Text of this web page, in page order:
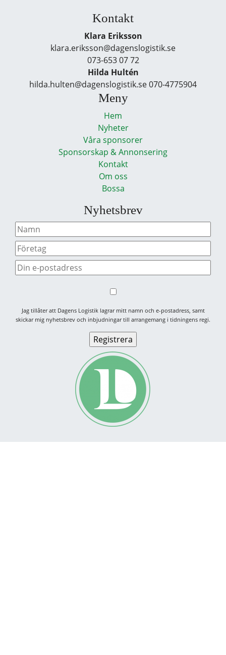
Kontakt
Klara Eriksson
klara.eriksson@dagenslogistik.se
073-653 07 72
Hilda Hultén
hilda.hulten@dagenslogistik.se 070-4775904
Meny
Hem
Nyheter
Våra sponsorer
Sponsorskap & Annonsering
Kontakt
Om oss
Bossa
Nyhetsbrev
Jag tillåter att Dagens Logistik lagrar mitt namn och e-postadress, samt
skickar mig nyhetsbrev och inbjudningar till arrangemang i tidningens regi.